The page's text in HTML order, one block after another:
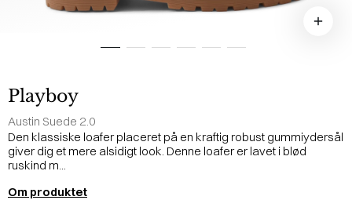
Playboy
Austin Suede 2.0
Den klassiske loafer placeret på en kraftig robust gummiydersål
giver dig et mere alsidigt look. Denne loafer er lavet i blød
ruskind m...
Om produktet